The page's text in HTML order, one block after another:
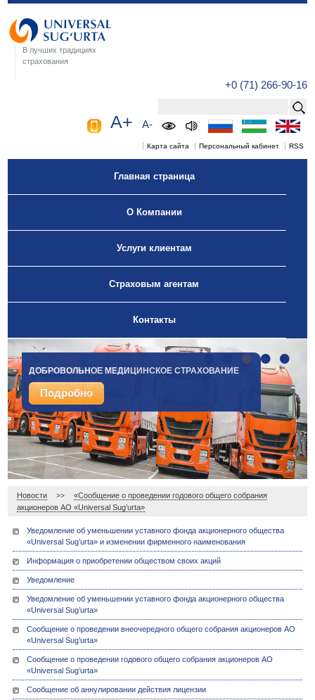
В лучших традициях
страхования
+0 (71) 266-90-16
A+ A-
Карта сайта Персональный кабинет RSS
Главная страница
О Компании
Услуги клиентам
Страховым агентам
Контакты
ДОБРОВОЛЬНОЕ МЕДИЦИНСКОЕ СТРАХОВАНИЕ
Подробно
СТРАХОВАНИЕ ГРУЗОВ
Подробно
•••••
Новости >>
«Сообщение о проведении годового общего собрания
акционеров АО «Universal Sug’urta»
Уведомление об уменьшении уставного фонда акционерного общества
«Universal Sug’urta» и изменении фирменного наименования
Информация о приобретении обществом своих акций
Уведомление
Уведомление об уменьшении уставного фонда акционерного общества
«Universal Sug’urta»
Сообщение о проведении внеочередного общего собрания акционеров АО
«Universal Sug’urta»
Сообщение о проведении годового общего собрания акционеров АО
«Universal Sug’urta»
Сообщение об аннулировании действия лицензии